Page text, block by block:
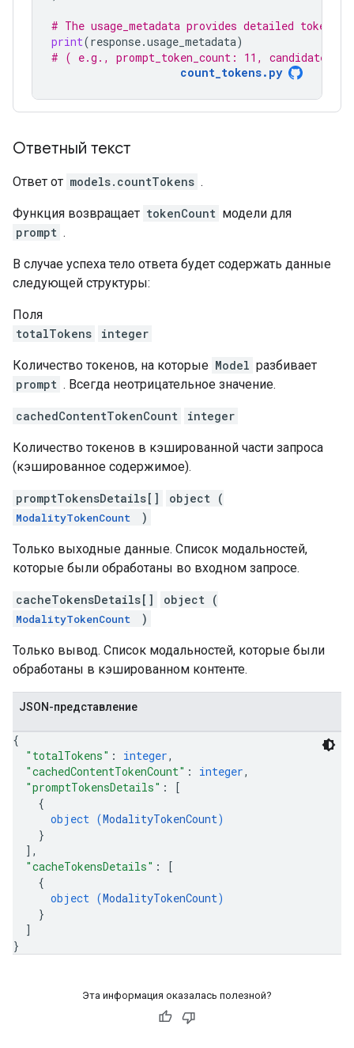
# The usage_metadata provides detailed token
print(response.usage_metadata)
# ( e.g., prompt_token_count: 11,
count_tokens.py
Ответный текст
Ответ от models.countTokens .
Функция возвращает tokenCount модели для
prompt .
В случае успеха тело ответа будет содержать данные
следующей структуры:
Поля
totalTokens
integer
Количество токенов, на которые Model разбивает
prompt . Всегда неотрицательное значение.
cachedContentTokenCount integer
Количество токенов в кэшированной части запроса
(кэшированное содержимое).
promptTokensDetails[] object (
ModalityTokenCount )
Только выходные данные. Список модальностей,
которые были обработаны во входном запросе.
cacheTokensDetails[] object (
ModalityTokenCount )
Только вывод. Список модальностей, которые были
обработаны в кэшированном контенте.
JSON-представление
{
"totalTokens" : integer,
"cachedContentTokenCount" : integer,
"promptTokensDetails" :
[
{
object (ModalityTokenCount)
}
] ,
"cacheTokensDetails" :
[
{
object (ModalityTokenCount)
}
]
}
Эта информация оказалась полезной?